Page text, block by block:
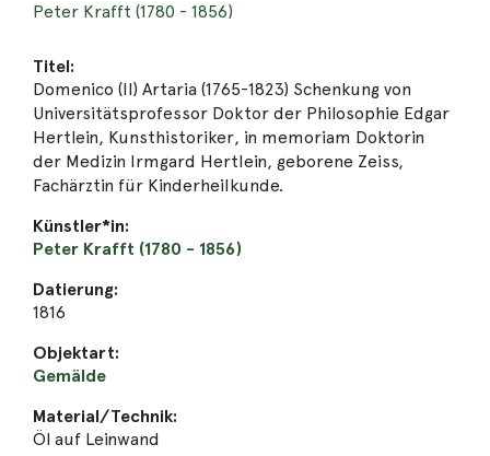
Peter Krafft (1780 - 1856)
Titel:
Domenico (II) Artaria (1765-1823) Schenkung von
Universitätsprofessor Doktor der Philosophie Edgar
Hertlein, Kunsthistoriker, in memoriam Doktorin
der Medizin Irmgard Hertlein, geborene Zeiss,
Fachärztin für Kinderheilkunde.
Künstler*in:
Peter Krafft (1780 - 1856)
Datierung:
1816
Objektart:
Gemälde
Material/Technik:
Öl auf Leinwand